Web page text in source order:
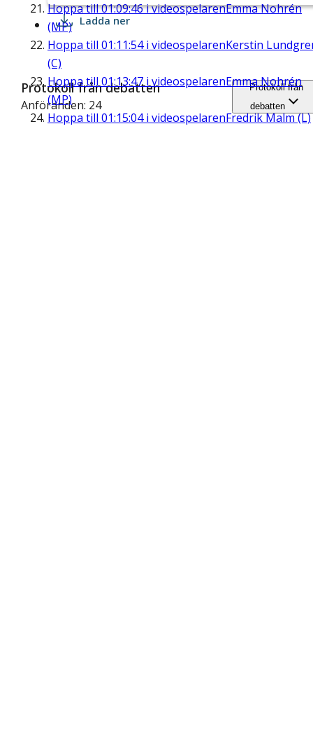
Hoppa till01:09:46i videospelarenEmma Nohrén
(MP)
Hoppa till 01:11:54i videospelarenKerstin
(C)
Hoppa till 01:13:47 i videospelarenEmma Nohrén
(MP)
Hoppa till 01:15:04i videospelarenFredrik Malm (L)
Ladda ner
Protokoll från debatten
Anföranden: 24
Protokoll från
debatten